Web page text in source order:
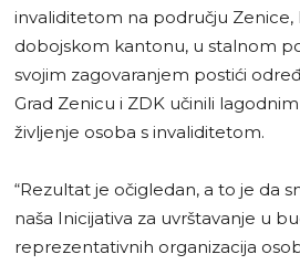
invaliditetom na području Zenice,
dobojskom kantonu, u stalnom
svojim zagovaranjem postići
Grad Zenicu i ZDK učinili
življenje osoba s invaliditetom.
“Rezultat je očigledan, a to je da
naša Inicijativa za uvrštavanje u
reprezentativnih organizacija